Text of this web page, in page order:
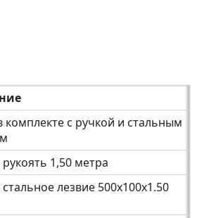
комплекте с ручкой и стальным
1,50 метра
лезвие 500x100x1.50